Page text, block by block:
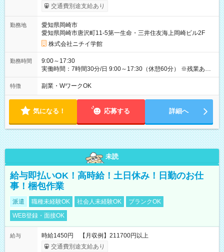
により給与がアップします！ 【試用期間】試用期間あり 試用期
間の長さ：3ヶ月 雇用形態、給与は本採用時と同じです。
交通費別途支給あり
勤務地
愛知県岡崎市
愛知県岡崎市唐沢町11-5第一生命・三井住友海上岡崎ビル2F
株式会社ニチイ学館
勤務時間
9:00～17:30
実働時間：7時間30分/日 9:00～17:30（休憩60分） ※残業あり
※日数、時間等ご相談ください ※土日祝日、年末年始やGWなど
の連休も勤務がありますが、予定のある時は調整いたしますの
特徴 副業・WワークOK
気になる！ 応募する 詳細へ
未読
給与即払いOK！高時給！土日休み！日勤のお仕
事！梱包作業
派遣 職種未経験OK 社会人未経験OK
ブランクOK
WEB登録・面接OK
給与
時給1450円 【月収例】211700円以上
交通費別途支給あり